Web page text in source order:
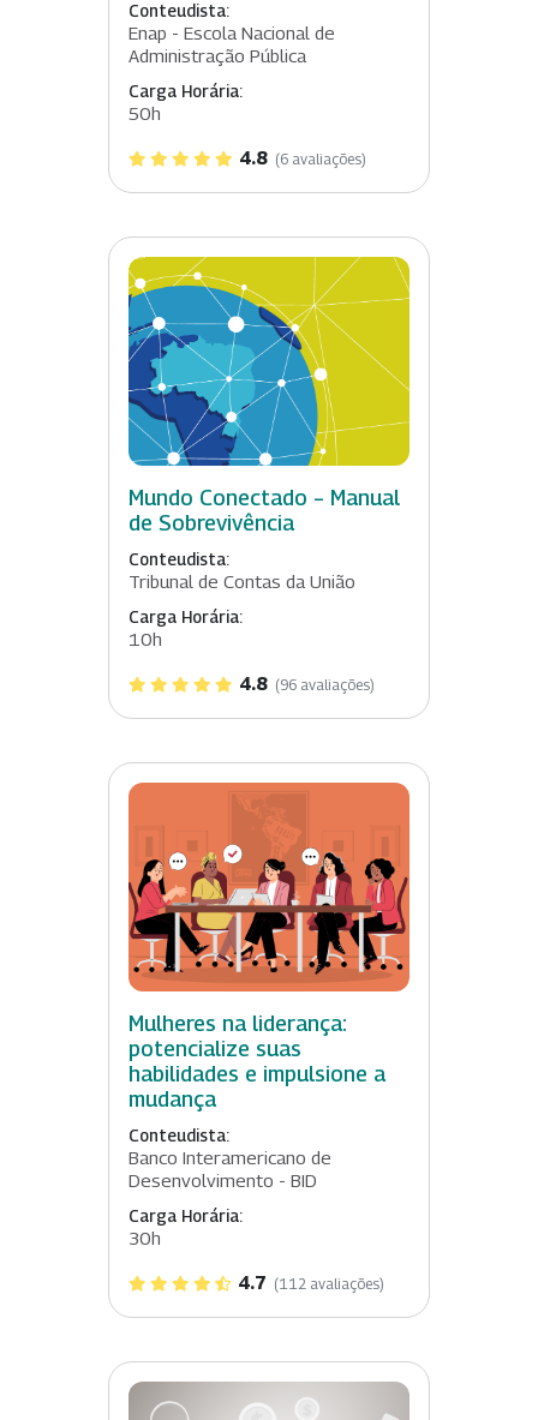
Conteudista:
Enap - Escola Nacional de
Administração Pública
Carga Horária:
50h
4.8 (6 avaliações)
Mundo Conectado – Manual
de Sobrevivência
Conteudista:
Tribunal de Contas da União
Carga Horária:
10h
4.8 (96 avaliações)
Mulheres na liderança:
potencialize suas
habilidades e impulsione a
mudança
Conteudista:
Banco Interamericano de
Desenvolvimento - BID
Carga Horária:
30h
4.7 (112 avaliações)